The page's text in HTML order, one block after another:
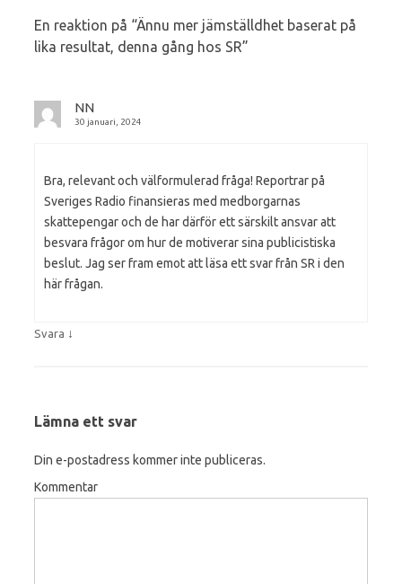
En reaktion på “Ännu mer jämställdhet baserat på
lika resultat, denna gång hos SR”
NN
30 januari, 2024
Bra, relevant och välformulerad fråga! Reportrar på
Sveriges Radio finansieras med medborgarnas
skattepengar och de har därför ett särskilt ansvar att
besvara frågor om hur de motiverar sina publicistiska
beslut. Jag ser fram emot att läsa ett svar från SR i den
här frågan.
Svara ↓
Lämna ett svar
Din e-postadress kommer inte publiceras.
Kommentar